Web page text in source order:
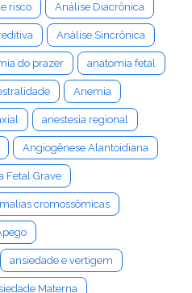
risco Análise Diacrônica
Análise Sincrônica
do prazer anatomia fetal
Anemia
anestesia regional
Angiogênese Alantoidiana
Fetal Grave
cromossômicas
ansiedade e vertigem
Materna